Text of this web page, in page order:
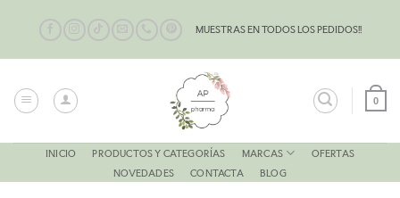
contenido
MUESTRAS EN TODOS LOS PEDIDOS!!
0
INICIO PRODUCTOS Y CATEGORÍAS MARCAS
OFERTAS
NOVEDADES
CONTACTA BLOG